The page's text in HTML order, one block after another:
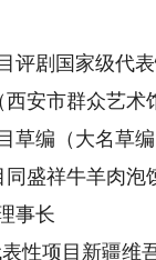
评剧国家级代
安市群众艺术
草编（大名草
盛祥牛羊肉泡
事长
性项目新疆维